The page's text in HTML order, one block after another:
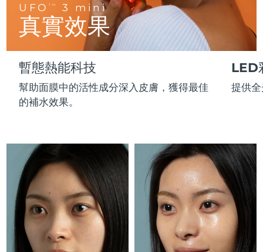
UFO TM 3 mini
真實效果
暫態熱能科技
幫助面膜中的活性成分深入皮膚，獲得最佳
的補水效果。
LED
提供
LUNA™護膚
Premium cleansers & balm
LUNA™ 設備
All facial cleansing devices
面膜
Rejuvenation & hydration
UFO™ 設備
All deep facial hydration devices
issa™ Teeth Whitening Set
Dual LED + sonic device & 18% PAP gel
ISSA™ 設備
All silicone sonic toothbrushes
FAQ™ 103
Luxurious clinical anti-aging set
FAQ™ P1 Primer
Manuka honey primer
All FAQ™ skincare
FAQ™產品
All anti-aging treatments
FAQ™ 211
Anti-aging neck & décolleté LED mask
FAQ™ 221
Anti-aging LED hand mask
All FAQ™ skincare
FAQ™產品
All LED treatments
FAQ™ Scalp Serum
Scalp recovery probiotic serum
FAQ™護膚品
All FAQ™ skincare
FAQ™產品
All hair treatments
FAQ™ 502
Full-Spectrum Red Light Therapy
FAQ™ Red Light Serum
FAQ™ skincare
All FAQ™ skincare
FAQ™ products
All toning treatments
保健品
專業治療
PEACH™ 2 Pro Max
Professional IPL hair removal device
PEACH™ 2
IPL hair removal
BEAR™ 2 body
Microcurrent body toning
LUNA™ 4 body
Massaging body brush
痘肌護理
ESPADA™ 2 plus
Recurring acne LED therapy
眼部護理
BEAR™ 2 eyes & lips
Microcurrent line smoothing device
捷克 預計送達日期 8/11/26
丹麥 預計送達日期
愛沙尼亞 8/11/26
芬蘭 預計送達日期 8/11/26
法屬玻里尼西亞 預計送達日期 8/15/26
德國 預計送達日期 8/11/26
直布羅陀 預計送達日期8/15/26
希臘 預計送達日期 8/11/26